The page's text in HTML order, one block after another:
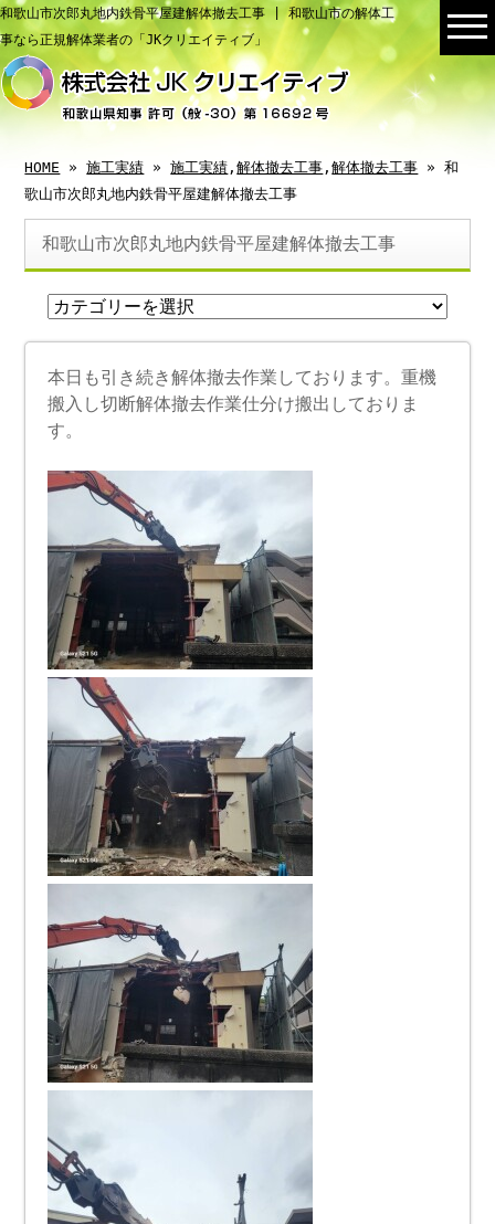
和歌山市次郎丸地内鉄骨平屋建解体撤去工事 | 和歌山市の解体工
事なら正規解体業者の「JKクリエイティブ」
HOME »施工実績 »施工実績 ,解体撤去工事 ,解体撤去工事 » 和
歌山市次郎丸地内鉄骨平屋建解体撤去工事
和歌山市次郎丸地内鉄骨平屋建解体撤去工事
本日も引き続き解体撤去作業しております。重機
搬入し切断解体撤去作業仕分け搬出しておりま
す。